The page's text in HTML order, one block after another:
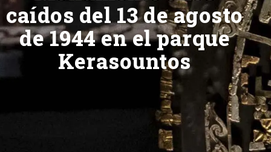
caídos del 13 de agosto
de 1944 en el parque
Kerasountos